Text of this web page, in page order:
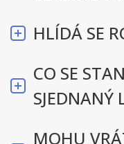
HLÍDÁ SE
CO SE
SJEDNANÝ
MOHU